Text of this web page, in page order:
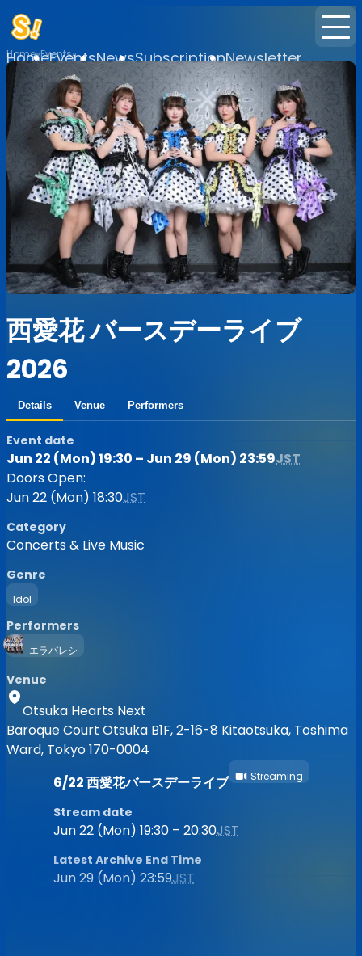
HomeEventsNewsSubscriptionNewsletter
Home Events
西愛花 バースデーライブ
2026
Details Venue Performers
Event date
Jun 22 (Mon) 19:30 – Jun 29 (Mon) 23:59JST
Doors Open:
Jun 22 (Mon) 18:30JST
Category
Concerts & Live Music
Genre
Idol
Performers
エラバレシ
Venue
Otsuka Hearts Next
Baroque Court Otsuka B1F, 2-16-8 Kitaotsuka, Toshima
Ward, Tokyo 170-0004
6/22 西愛花バースデーライブ
Streaming
Stream date
Jun 22 (Mon) 19:30 – 20:30JST
Latest Archive End Time
Jun 29 (Mon) 23:59JST